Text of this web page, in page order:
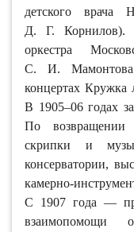
детского
Д. Г. Корнилов).
оркестра
С. И.
концертах Кружка
В 1905–06 годах
По возвращении
скрипки и
консерватории,
камерно-
С 1907 года —
взаимопомощи